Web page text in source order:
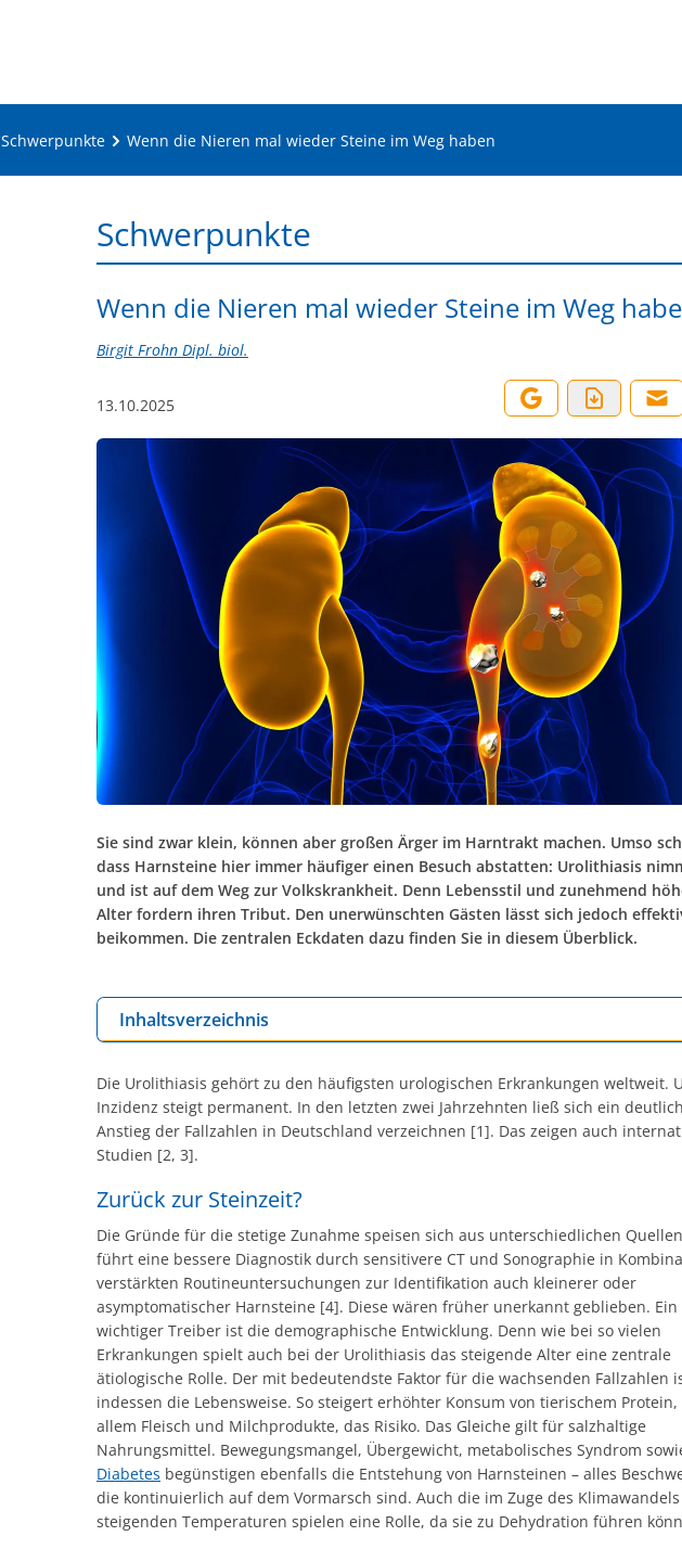
Schwerpunkte Wenn die Nieren mal wieder Steine im Weg haben
Schwerpunkte
Wenn die Nieren mal wieder Steine im Weg
Birgit Frohn Dipl. biol.
13.10.2025
Sie sind zwar klein, können aber großen Ärger im Harntrakt machen. Umso
dass Harnsteine hier immer häufiger einen Besuch abstatten: Urolithiasis
und ist auf dem Weg zur Volkskrankheit. Denn Lebensstil und zunehmend
Alter fordern ihren Tribut. Den unerwünschten Gästen lässt sich jedoch
beikommen. Die zentralen Eckdaten dazu finden Sie in diesem Überblick.
Inhaltsverzeichnis
Die Urolithiasis gehört zu den häufigsten urologischen Erkrankungen weltweit.
Inzidenz steigt permanent. In den letzten zwei Jahrzehnten ließ sich ein
Anstieg der Fallzahlen in Deutschland verzeichnen [1]. Das zeigen auch
Studien [2, 3].
Zurück zur Steinzeit?
Die Gründe für die stetige Zunahme speisen sich aus unterschiedlichen
führt eine bessere Diagnostik durch sensitivere CT und Sonographie in
verstärkten Routineuntersuchungen zur Identifikation auch kleinerer oder
asymptomatischer Harnsteine [4]. Diese wären früher unerkannt geblieben.
wichtiger Treiber ist die demographische Entwicklung. Denn wie bei so vielen
Erkrankungen spielt auch bei der Urolithiasis das steigende Alter eine zentrale
ätiologische Rolle. Der mit bedeutendste Faktor für die wachsenden Fallzahlen
indessen die Lebensweise. So steigert erhöhter Konsum von tierischem Protein,
allem Fleisch und Milchprodukte, das Risiko. Das Gleiche gilt für salzhaltige
Nahrungsmittel. Bewegungsmangel, Übergewicht, metabolisches Syndrom
Diabetes begünstigen ebenfalls die Entstehung von Harnsteinen – alles
die kontinuierlich auf dem Vormarsch sind. Auch die im Zuge des Klimawandels
steigenden Temperaturen spielen eine Rolle, da sie zu Dehydration führen